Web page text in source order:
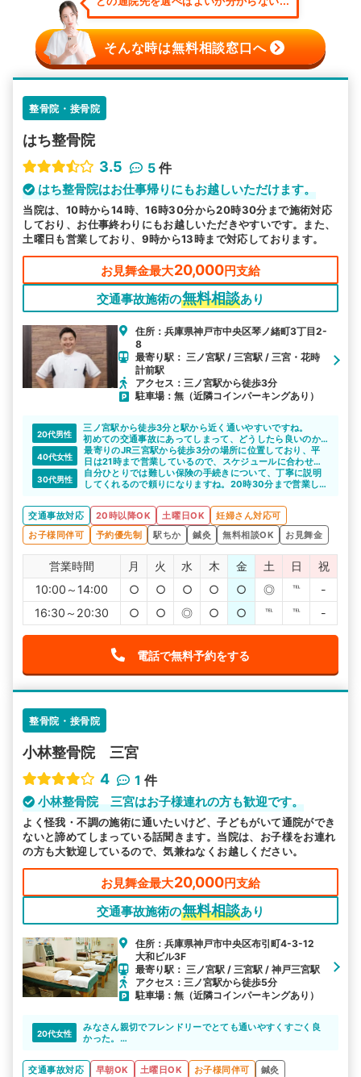
そんな時は無料相談窓口へ
整骨院・接骨院
はち整骨院
3.5
5 件
はち整骨院はお仕事帰りにもお越しいただけます。
当院は、10時から14時、16時30分から20時30分まで施術対応
しており、お仕事終わりにもお越しいただきやすいです。また、
土曜日も営業しており、9時から13時まで対応しております。
お見舞金最大20,000円支給
交通事故施術の無料相談あり
住所：兵庫県神戸市中央区琴ノ緒町3丁目2-
8
最寄り駅： 三ノ宮駅 / 三宮駅 / 三宮・花時
計前駅
アクセス：三ノ宮駅から徒歩3分
駐車場：無（近隣コインパーキングあり）
20代男性
三ノ宮駅から徒歩3分と駅から近く通いやすいですね。
初めての交通事故にあってしまって、どうしたら良いのか
わからなくなることもありますよね。はち整骨院では、わ
からない点があれば、一から教えてくれますし、説明もわ
かりやすいので頼りになると思いますよ。
40代女性
最寄りのJR三宮駅から徒歩3分の場所に位置しており、平
日は21時まで営業しているので、スケジュールに合わせて
通院できますね。
30代男性
自分ひとりでは難しい保険の手続きについて、丁寧に説明
してくれるので頼りになりますね。20時30分まで営業して
と思います。
交通事故対応 20時以降OK 土曜日OK
妊婦さん対応可
お子様同伴可
予約優先制 駅ちか 鍼灸 無料相談OK お見舞金
営業時間 月 火 水 木 金 土 日
祝
10:00～14:00
○ ○ ○ ○ ○ ◎ ℡
-
16:30～20:30
○ ○ ◎ ○ ○ ℡ ℡ -
電話で無料予約をする
整骨院・接骨院
小林整骨院 三宮
4
1 件
小林整骨院 三宮はお子様連れの方も歓迎です。
よく怪我・不調の施術に通いたいけど、子どもがいて通院ができ
ないと諦めてしまっている話聞きます。当院は、お子様をお連れ
の方も大歓迎しているので、気兼ねなくお越しください。
お見舞金最大20,000円支給
交通事故施術の無料相談あり
住所：兵庫県神戸市中央区布引町4-3-12
大和ビル3F
最寄り駅： 三ノ宮駅 / 三宮駅 / 神戸三宮駅
アクセス：三ノ宮駅から徒歩5分
駐車場：無（近隣コインパーキングあり）
20代女性
みなさん親切でフレンドリーでとても通いやすくすごく良
かった。
ことも細かく教えていただいた。
交通事故対応 早朝OK 土曜日OK お子様同伴可
鍼灸